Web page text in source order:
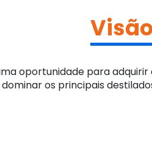
Visão
oportunidade para
os principais